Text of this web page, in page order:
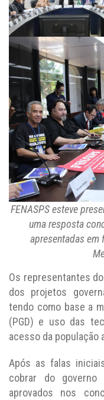
FENASPS esteve
uma resposta
apresentadas em
Os representantes
dos projetos
tendo como base a
(PGD) e uso das
acesso da população
Após as falas
cobrar do governo
aprovados nos